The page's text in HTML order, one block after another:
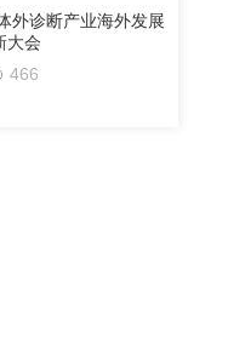
外诊断产业海外发展
大会
466